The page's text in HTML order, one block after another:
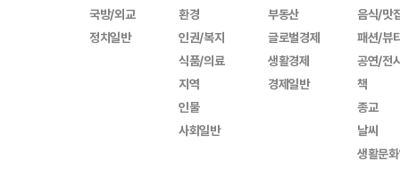
국방/외교
정치일반
환경
인권/복지
식품/의료
지역
인물
사회일반
부동산
글로벌경제
생활경제
경제일반
음식/맛
패션/뷰
공연/전
책
종교
날씨
생활문